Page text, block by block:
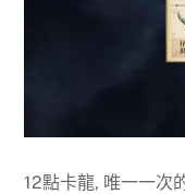
12點卡龍, 唯一一次